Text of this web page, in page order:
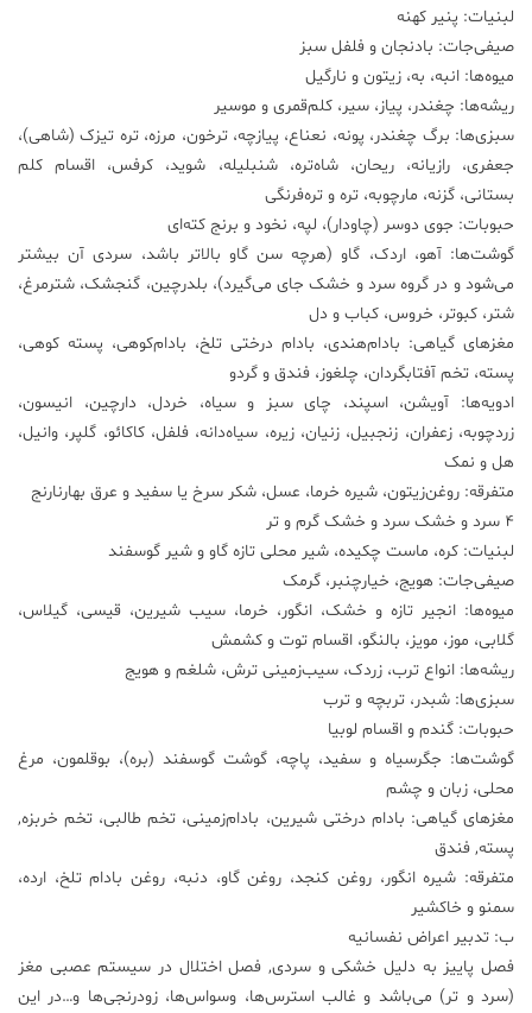
لبنیات: پنیر کهنه
صیفی‌جات: بادنجان و فلفل سبز
میوه‌ها: انبه، به، زیتون و نارگیل
ریشه‌ها: چغندر، پیاز، سیر، کلم‌قمری و موسیر
سبزی‌ها: برگ چغندر، پونه، نعناع، پیازچه، ترخون، مرزه، تره تیزک (شاهی)،
جعفری، رازیانه، ریحان، شاه‌تره، شنبلیله، شوید، کرفس، اقسام کلم
بستانی، گزنه، مارچوبه، تره و تره‌فرنگی
حبوبات: جوی دوسر (چاودار)، لپه، نخود و برنج کته‌ای
گوشت‌ها: آهو، اردک، گاو (هرچه سن گاو بالاتر باشد، سردی آن بیشتر
می‌شود و در گروه سرد و خشک جای می‌گیرد)، بلدرچین، گنجشک، شترمرغ،
شتر، کبوتر، خروس، کباب و دل
مغزهای گیاهی: بادام‌هندی، بادام درختی تلخ، بادام‌کوهی، پسته کوهی،
پسته، تخم آفتابگردان، چلغوز، فندق و گردو
ادویه‌ها: آویشن، اسپند، چای سبز و سیاه، خردل، دارچین، انیسون،
زردچوبه، زعفران، زنجبیل، زنیان، زیره، سیاه‌دانه، فلفل، کاکائو، گلپر، وانیل،
هل و نمک
متفرقه: روغن‌زیتون، شیره خرما، عسل، شکر سرخ یا سفید و عرق بهارنارنج
4 سرد و خشک سرد و خشک گرم و تر
لبنیات: کره، ماست چکیده، شیر محلی تازه گاو و شیر گوسفند
صیفی‌جات: هویج، خیارچنبر، گرمک
میوه‌ها: انجير تازه و خشک، انگور، خرما، سيب شیرین، قیسی، گیلاس،
گلابی، موز، مویز، بالنگو، اقسام توت و کشمش
ریشه‌ها: انواع ترب، زردک، سیب‌زمینی ترش، شلغم و هویج
سبزی‌ها: شبدر، تربچه و ترب
حبوبات: گندم و اقسام لوبیا
گوشت‌ها: جگرسیاه و سفید، پاچه، گوشت گوسفند (بره)، بوقلمون، مرغ
محلی، زبان و چشم
مغزهای گیاهی: بادام درختی شیرین، بادام‌زمینی، تخم طالبی، تخم خربزه,
پسته, فندق
متفرقه: شیره انگور، روغن کنجد، روغن گاو، دنبه، روغن بادام تلخ، ارده،
سمنو و خاکشیر
ب: تدبیر اعراض نفسانیه
فصل پاییز به دلیل خشکی و سردی, فصل اختلال در سیستم عصبی مغز
(سرد و تر) می‌باشد و غالب استرس‌ها، وسواس‌ها، زودرنجی‌ها و…در این